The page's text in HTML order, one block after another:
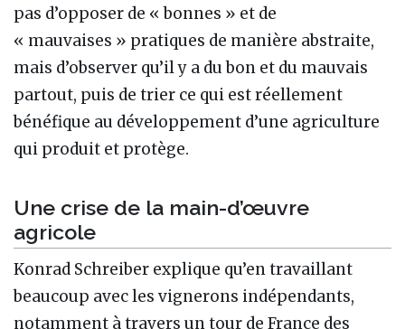
pas d’opposer de « bonnes » et de
« mauvaises » pratiques de manière abstraite,
mais d’observer qu’il y a du bon et du mauvais
partout, puis de trier ce qui est réellement
bénéfique au développement d’une agriculture
qui produit et protège.
Une crise de la main-d’œuvre
agricole
Konrad Schreiber explique qu’en travaillant
beaucoup avec les vignerons indépendants,
notamment à travers un tour de France des